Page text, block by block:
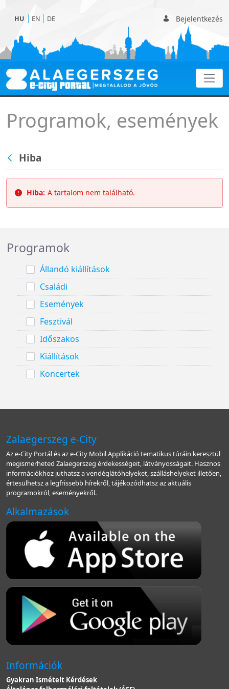
Bejelentkezés
HU EN DE
Programok
Programok, események
Hiba
Hiba: A tartalom nem található.
Programok
Állandó kiállítások
Családi
Események
Fesztivál
Időszakos
Kiállítások
Koncertek
Zalaegerszeg e-City
Az e-City Portál és az e-City Mobil Applikáció tematikus túráin keresztül
megismerheted Zalaegerszeg érdekességeit, látványosságait. Hasznos
információkhoz juthatsz a vendéglátóhelyeket, szálláshelyeket illetően,
értesülhetsz a legfrissebb hírekről, tájékozódhatsz az aktuális
programokról, eseményekről.
Alkalmazások
Információk
Gyakran Ismételt Kérdések